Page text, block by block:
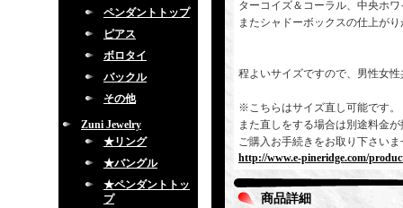
ペンダントトップ
ピアス
ボロタイ
バックル
その他
Zuni Jewelry
★リング
★バングル
★ペンダントトッ
プ
ターコイズ＆コーラル、中央ホ
またシャドーボックスの仕上が
程よいサイズですので、男性女
※こちらはサイズ直し可能です
また直しをする場合は別途料金
ご購入お手続きをお取り下さいま
http://www.e-pineridge.com/
商品詳細